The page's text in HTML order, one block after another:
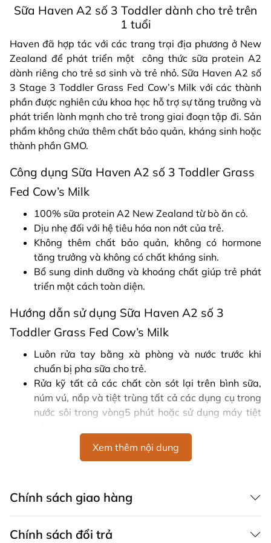
Sữa Haven A2 số 3 Toddler dành cho trẻ trên
1 tuổi
Haven đã hợp tác với các trang trại địa phương ở New
Zealand để phát triển một công thức sữa protein A2
dành riêng cho trẻ sơ sinh và trẻ nhỏ. Sữa Haven A2 số
3 Stage 3 Toddler Grass Fed Cow’s Milk với các thành
phần được nghiên cứu khoa học hỗ trợ sự tăng trưởng và
phát triển lành mạnh cho trẻ trong giai đoạn tập đi. Sản
phẩm không chứa thêm chất bảo quản, kháng sinh hoặc
thành phần GMO.
Công dụng Sữa Haven A2 số 3 Toddler Grass
Fed Cow’s Milk
100% sữa protein A2 New Zealand từ bò ăn cỏ.
Dịu nhẹ đối với hệ tiêu hóa non nớt của trẻ.
Không thêm chất bảo quản, không có hormone
tăng trưởng và không có chất kháng sinh.
Bổ sung dinh dưỡng và khoáng chất giúp trẻ phát
triển một cách toàn diện.
Hướng dẫn sử dụng Sữa Haven A2 số 3
Toddler Grass Fed Cow’s Milk
Luôn rửa tay bằng xà phòng và nước trước khi
chuẩn bị pha sữa cho trẻ.
Rửa kỹ tất cả các chất còn sót lại trên bình sữa,
núm vú, nắp và tiệt trùng tất cả các dụng cụ trong
nước sôi trong vòng5 phút hoặc sử dụng máy tiệt
trùng.
Đun sôi nước và để nguội đến nhiệt độ thích hợp.
Chỉ sử dụng muỗng được đính kèm sau đó gạt
Cho số lượng sữa theo hướng dẫn sử dụng được in
Sau đó đậy chặt nắp chai và lắc đều cho đến khi
Xem thêm nội dung
Chính sách giao hàng
Chính sách đổi trả